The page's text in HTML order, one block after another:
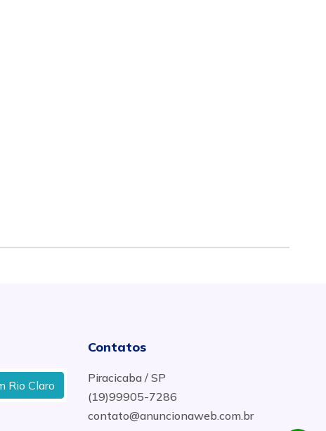
Onde Fazer Diagnósticos com Dinamômetro para
Contatos
Piracicaba / SP
(19)99905-7286
contato@anuncionaweb.com.br